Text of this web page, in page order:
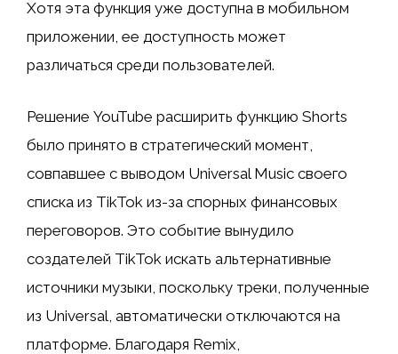
Хотя эта функция уже доступна в мобильном
приложении, ее доступность может
различаться среди пользователей.
Решение YouTube расширить функцию Shorts
было принято в стратегический момент,
совпавшее с выводом Universal Music своего
списка из TikTok из-за спорных финансовых
переговоров. Это событие вынудило
создателей TikTok искать альтернативные
источники музыки, поскольку треки, полученные
из Universal, автоматически отключаются на
платформе. Благодаря Remix,